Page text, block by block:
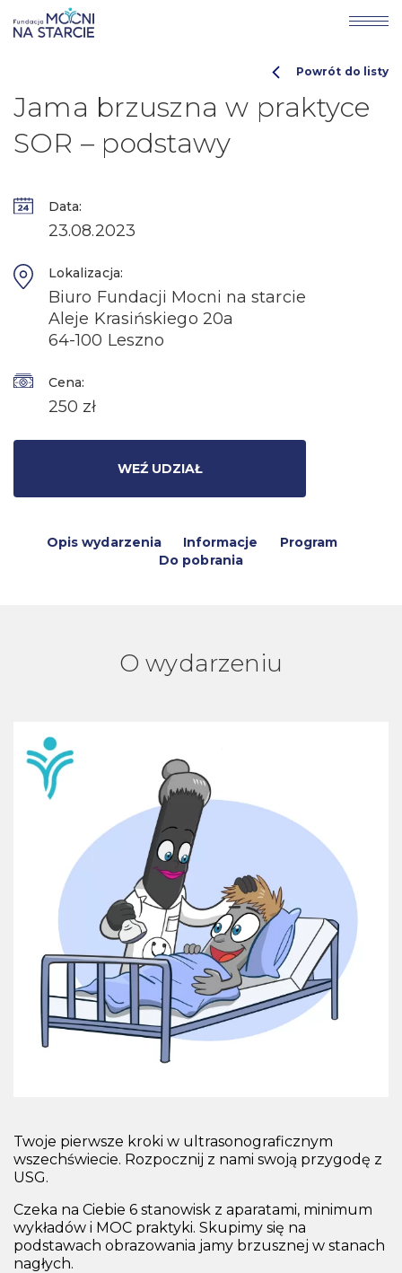
Jama brzuszna w praktyce
SOR – podstawy
Powrót do listy
Data:
23.08.2023
Lokalizacja:
Biuro Fundacji Mocni na starcie
Aleje Krasińskiego 20a
64-100 Leszno
Cena:
250 zł
WEŹ UDZIAŁ
Opis wydarzenia Informacje
Program
Do pobrania
O wydarzeniu
Twoje pierwsze kroki w ultrasonograficznym
wszechświecie. Rozpocznij z nami swoją przygodę z
USG.
Czeka na Ciebie 6 stanowisk z aparatami, minimum
wykładów i MOC praktyki. Skupimy się na
podstawach obrazowania jamy brzusznej w stanach
nagłych.